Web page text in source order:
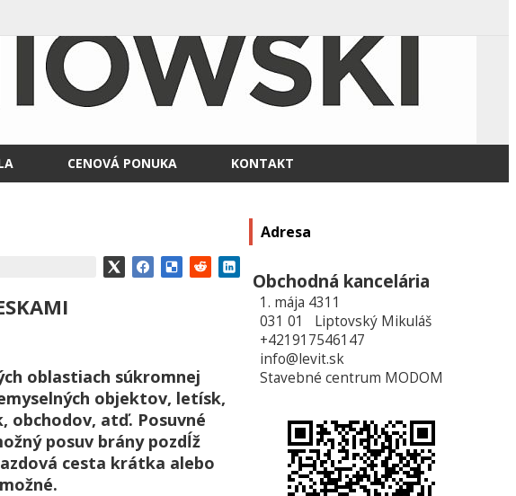
CENOVÁ PONUKA KONTAKT
Adresa
Obchodná kancelária
1. mája 4311
031 01 Liptovský Mikuláš
+421917546147
info@levit.sk
Stavebné centrum MODOM
oblastiach súkromnej
objektov, letísk,
obchodov, atď. Posuvné
posuv brány pozdĺž
cesta krátka alebo